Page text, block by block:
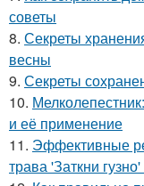
советы
8. Секреты
весны
9. Секреты
10.
и её применение
11. Эффективные
трава 'Заткни